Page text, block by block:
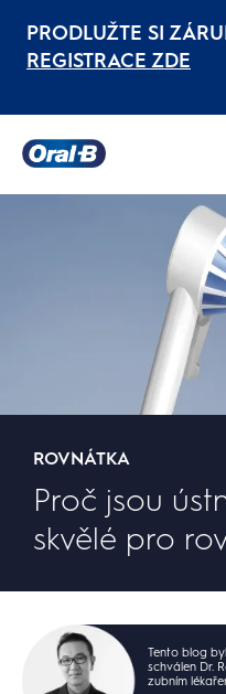
PRODLUŽTE SI
REGISTRACE ZDE
ROVNÁTKA
Proč jsou
skvělé pro
Tento blog
schválen Dr.
zubním